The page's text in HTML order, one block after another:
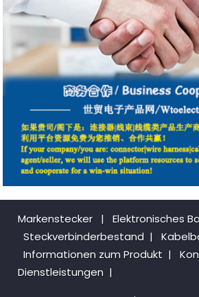
Markenstecker | Elektronisches
Steckverbinderbestand |
Informationen zum Produkt |
Dienstleistungen |